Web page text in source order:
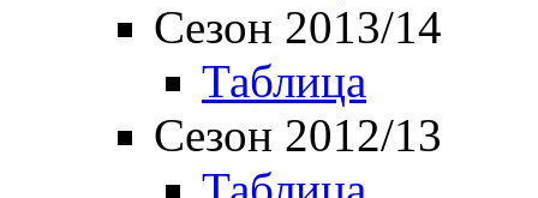
Сезон 2013/14
Таблица
Сезон 2012/13